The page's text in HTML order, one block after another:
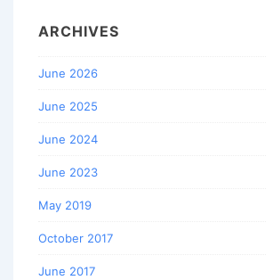
ARCHIVES
June 2026
June 2025
June 2024
June 2023
May 2019
October 2017
June 2017